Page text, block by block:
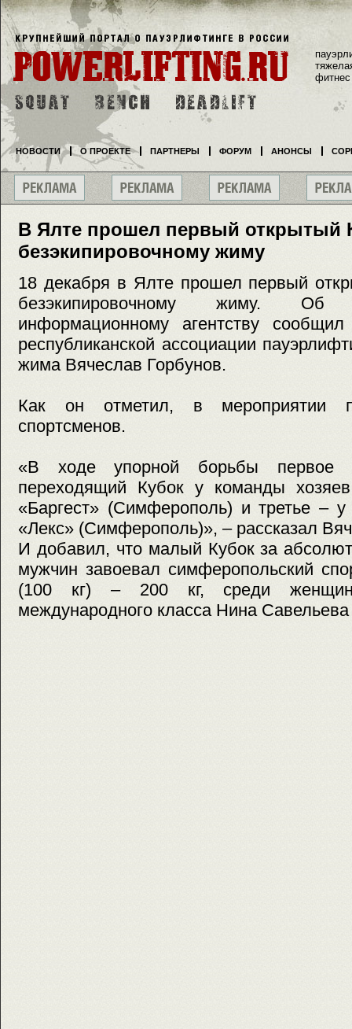
В Ялте прошел первый открытый
безэкипировочному жиму
18 декабря в Ялте прошел первый
безэкипировочному жиму.
информационному агентству
республиканской ассоциации
жима Вячеслав Горбунов.
Как он отметил, в мероприятии
спортсменов.
«В ходе упорной борьбы первое
переходящий Кубок у команды
«Баргест» (Симферополь) и третье –
«Лекс» (Симферополь)», – рассказал
И добавил, что малый Кубок за
мужчин завоевал симферопольский
(100 кг) – 200 кг, среди
международного класса Нина Савельева
фитнес
НОВОСТИ О ПРОЕКТЕ ПАРТНЕРЫ ФОРУМ АНОНСЫ